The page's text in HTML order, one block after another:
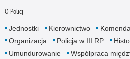
O Policji
Jednostki Kierownictwo
Organizacja
Policja w III RP
Umundurowanie
Współpraca